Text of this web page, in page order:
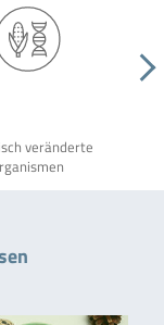
veränderte